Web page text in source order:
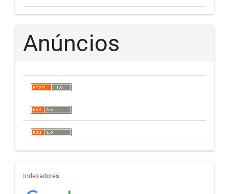
Anúncios
indexadores
Indexadores